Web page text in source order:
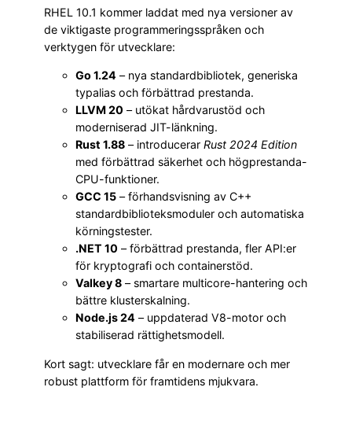
RHEL 10.1 kommer laddat med nya versioner av
de viktigaste programmeringsspråken och
verktygen för utvecklare:
Go 1.24 – nya standardbibliotek, generiska
typalias och förbättrad prestanda.
LLVM 20 – utökat hårdvarustöd och
moderniserad JIT-länkning.
Rust 1.88 – introducerar Rust 2024 Edition
med förbättrad säkerhet och högprestanda-
CPU-funktioner.
GCC 15 – förhandsvisning av C++
standardbiblioteksmoduler och automatiska
körningstester.
.NET 10 – förbättrad prestanda, fler API:er
för kryptografi och containerstöd.
Valkey 8 – smartare multicore-hantering och
bättre klusterskalning.
Node.js 24 – uppdaterad V8-motor och
stabiliserad rättighetsmodell.
Kort sagt: utvecklare får en modernare och mer
robust plattform för framtidens mjukvara.